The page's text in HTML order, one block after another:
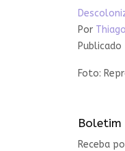
Por
Foto:
Boletim
Receba